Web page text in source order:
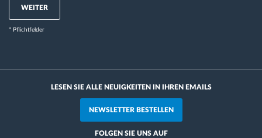
WEITER
* Pflichtfelder
LESEN SIE ALLE NEUIGKEITEN IN IHREN EMAILS
NEWSLETTER BESTELLEN
FOLGEN SIE UNS AUF